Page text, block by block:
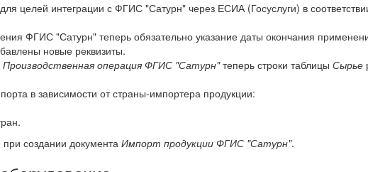
целей интеграции с ФГИС "Сатурн" через ЕСИА (Госуслуги) в
ФГИС "Сатурн" теперь обязательно указание даты окончания
новые реквизиты.
Производственная операция ФГИС "Сатурн"теперь строки таблицы Сырье
в зависимости от страны-импортера продукции:
создании документа Импорт продукции ФГИС "Сатурн".